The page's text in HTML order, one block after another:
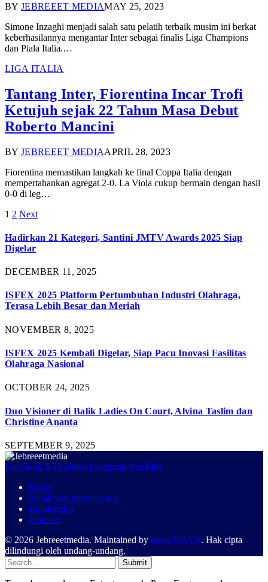
BY JEBREEET MEDIAMAY 25, 2023
Simone Inzaghi menjadi salah satu pelatih terbaik musim ini berkat
keberhasilannya mengantar Inter sebagai finalis Liga Champions
dan Piala Italia.…
LIGA ITALIA
Tantang Inter, Fiorentina Incar Trofi
Ketujuh sejak 22 Tahun Masa Debut
Roberto Mancini
BY JEBREEET MEDIAAPRIL 28, 2023
Fiorentina memastikan langkah ke final Coppa Italia dengan
mempertahankan agregat 2-0. La Viola cukup bermain dengan hasil
0-0 di leg…
1 2 Next
Hadirkan 21 Kategori, Santini JMTV Awards 2025 Siap
Digelar
DECEMBER 11, 2025
ISFEX 2025 Platform Pertumbuhan Industri Olahraga,
Terasa Lebih Besar dan Meriah
NOVEMBER 8, 2025
ISFEX 2025 Kembali Digelar, Siap Pacu Inovasi Fasilitas
Olahraga Nasional
OCTOBER 24, 2025
Duo Visioner di Balik Ladies On Court, Alvina Taslim dan
Christine Ananta
SEPTEMBER 9, 2025
Facebook X (Twitter) InstagramYouTube
Home
Sepakbola Internasional
Bulutangkis
Jebreeet
© 2026 Jebreeetmedia. Maintained by kreasiMAYA. Hak cipta
dilindungi oleh undang-undang.
Submit